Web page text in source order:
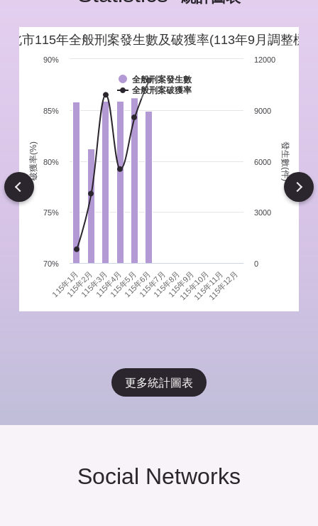
警政性別統計
警政統計通報
警政統計懶人包
破獲率(%) 發生數(件)
北市115年全般刑案發生數及破獲率(113年9月調整標
全般刑案發生數
全般刑案破獲率
115年1月
115年2月115年3月115年4月115年5月115年6月115年7月115年8月115年9月
115年10月
115年11月
115年12月
70%
75%
80%
85%
90%
0
3000
6000
9000
12000
更多統計圖表
Social Networks